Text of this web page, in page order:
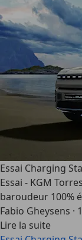
Essai Charging
Essai - KGM
baroudeur 100%
Fabio Gheysens ·
Lire la suite